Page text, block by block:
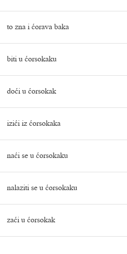
to zna i ćorava baka
biti u ćorsokaku
doći u ćorsokak
izići iz ćorsokaka
naći se u ćorsokaku
nalaziti se u ćorsokaku
zaći u ćorsokak